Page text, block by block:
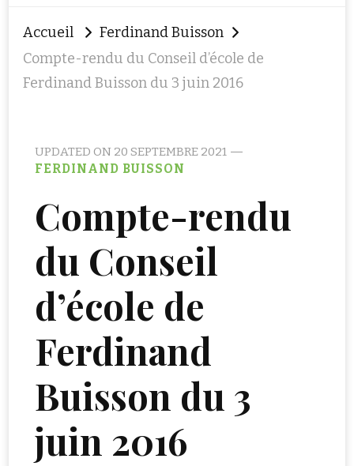
Accueil
Ferdinand Buisson
Compte-rendu du Conseil d’école de
Ferdinand Buisson du 3 juin 2016
UPDATED ON 20 SEPTEMBRE 2021
FERDINAND BUISSON
Compte-rendu
du Conseil
d’école de
Ferdinand
Buisson du 3
juin 2016